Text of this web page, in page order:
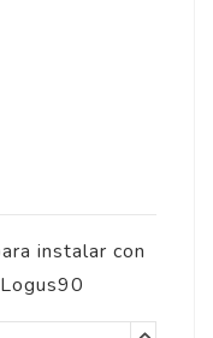
instalar con